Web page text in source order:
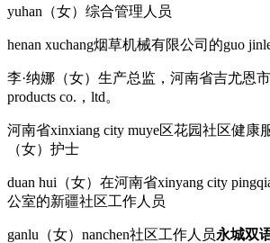
yuhan（女）综合管理人员
henan xuchang烟草机械有限公司的guo
李·纳娜（女）生产总监，河南省吉尤恩市
products co.，ltd。
河南省xinxiang city muye区花园社区健康
（女）护士
duan hui（女）在河南省xinyang city
公室的新疆社区工作人员
ganlu（女）nanchen社区工作人员永城双